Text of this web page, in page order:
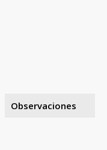
Observaciones